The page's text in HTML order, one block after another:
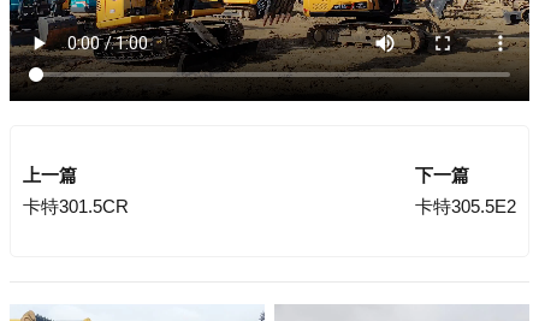
上一篇
卡特301.5CR
下一篇
卡特305.5E2